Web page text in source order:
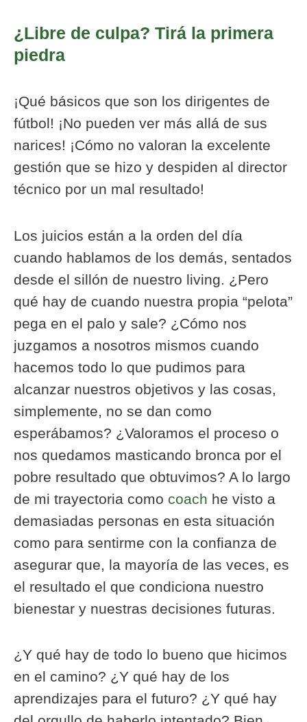
¿Libre de culpa? Tirá la primera
piedra
¡Qué básicos que son los dirigentes de
fútbol! ¡No pueden ver más allá de sus
narices! ¡Cómo no valoran la excelente
gestión que se hizo y despiden al director
técnico por un mal resultado!
Los juicios están a la orden del día
cuando hablamos de los demás, sentados
desde el sillón de nuestro living. ¿Pero
qué hay de cuando nuestra propia “pelota”
pega en el palo y sale? ¿Cómo nos
juzgamos a nosotros mismos cuando
hacemos todo lo que pudimos para
alcanzar nuestros objetivos y las cosas,
simplemente, no se dan como
esperábamos? ¿Valoramos el proceso o
nos quedamos masticando bronca por el
pobre resultado que obtuvimos? A lo largo
de mi trayectoria como coach he visto a
demasiadas personas en esta situación
como para sentirme con la confianza de
asegurar que, la mayoría de las veces, es
el resultado el que condiciona nuestro
bienestar y nuestras decisiones futuras.
¿Y qué hay de todo lo bueno que hicimos
en el camino? ¿Y qué hay de los
aprendizajes para el futuro? ¿Y qué hay